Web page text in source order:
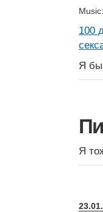
100
Я бы
Я